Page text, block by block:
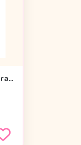
Done By Deer Aktivitetsspiral - Lalee Sand